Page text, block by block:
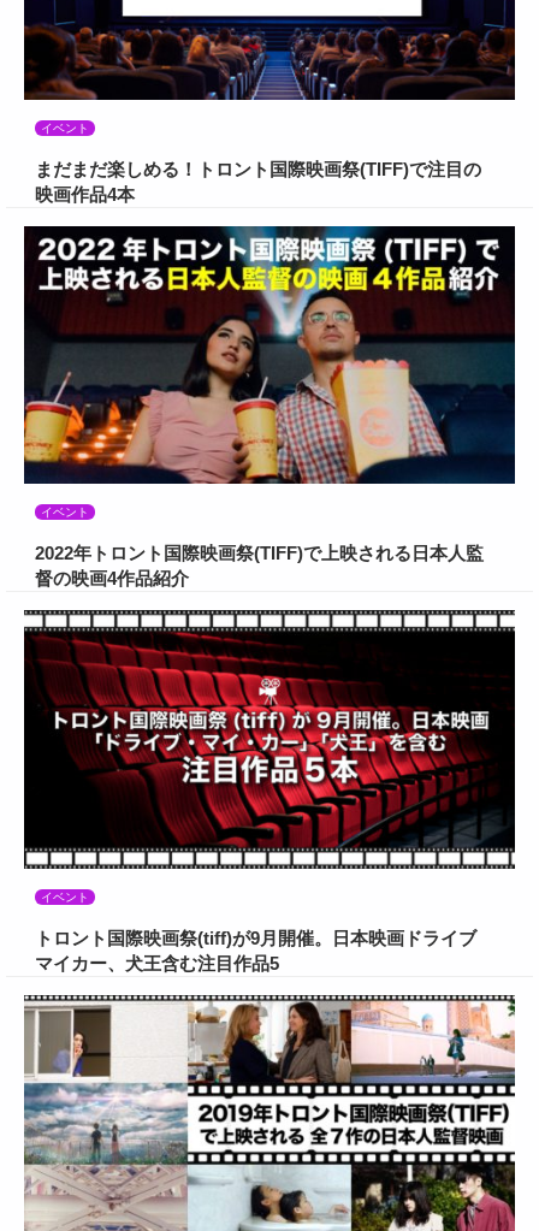
イベント
まだまだ楽しめる！トロント国際映画祭(TIFF)で注目の
映画作品4本
イベント
2022年トロント国際映画祭(TIFF)で上映される日本人監
督の映画4作品紹介
イベント
トロント国際映画祭(tiff)が9月開催。日本映画ドライブ
マイカー、犬王含む注目作品5